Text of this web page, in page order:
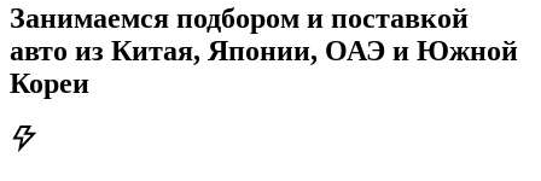
Занимаемся подбором и поставкой
авто из Китая, Японии, ОАЭ и Южной
Кореи